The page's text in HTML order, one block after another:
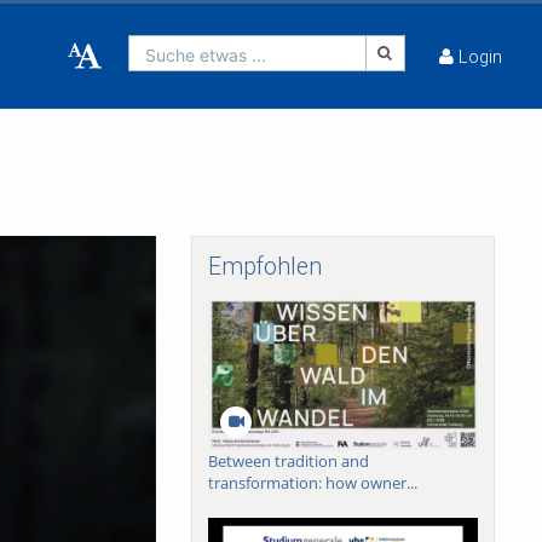
Suche etwas ... Login
Empfohlen
Between tradition and
transformation: how owner...